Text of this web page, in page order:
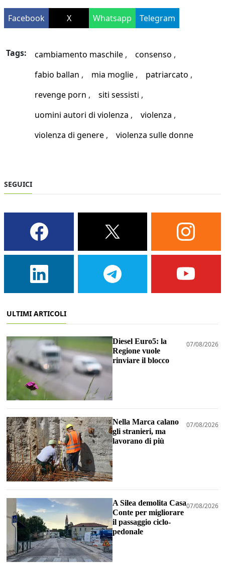
Facebook X Whatsapp Telegram
Tags: cambiamento maschile
consenso
fabio ballan
mia moglie
patriarcato
revenge porn
siti sessisti
uomini autori di violenza
violenza
violenza di genere
violenza sulle donne
SEGUICI
ULTIMI ARTICOLI
Diesel Euro5: la
Regione vuole
rinviare il blocco
07/08/2026
Nella Marca calano
gli stranieri, ma
lavorano di più
07/08/2026
A Silea demolita Casa
Conte per migliorare
il passaggio ciclo-
pedonale
07/08/2026